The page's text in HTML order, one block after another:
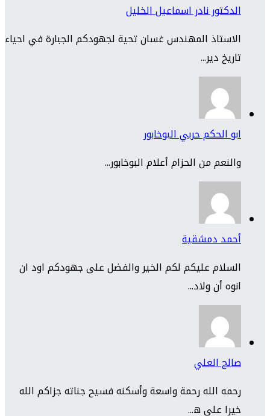
الدكتور نادر اسماعيل الخليل
الاستاذ المهندس غسان تحية لجهودكم الجبارة في احياء
تاريخ دير...
ابو الحكم حربي البوخابور
والنعم من الحزام أعلام البوخابور...
أحمد دمشقية
السلام عليكم لكم الخير والفضل على جهودكم اود ان
انوه أن ولاد...
صالح العلي
رحمه الله رحمة واسعة وأسكنه فسيح جناته جزاكم الله
خيرا على ه...